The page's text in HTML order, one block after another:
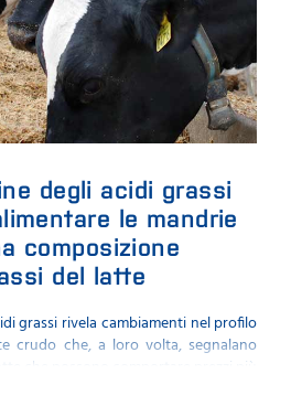
degli acidi grassi
le mandrie
composizione
del latte
grassi rivela cambiamenti nel profilo
crudo che, a loro volta, segnalano
che possono comportare prezzi più